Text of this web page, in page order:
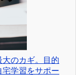
のカギ。目的
学習をサポー